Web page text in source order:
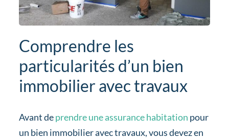
Comprendre les
particularités d’un bien
immobilier avec travaux
Avant deprendre une assurance habitation pour
un bien immobilier avec travaux, vous devez en